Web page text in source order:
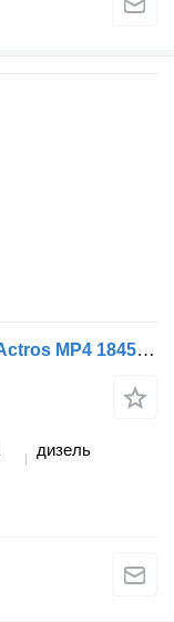
Подушка рессоры Mercedes-Benz Actros MP4 1845 (01.13-) A9609980341 для тягача Mercedes-Benz Actros MP4 Antos Arocs (2012-)
дизель